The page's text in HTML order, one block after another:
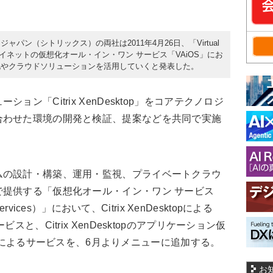
ャパン（シトリックス）の両社は2011年4月26日、「Virtual
ネットの仮想化オール・イン・ワン サービス「VAiOS」にお
クラウドソリューションを活用していくと発表した。
ション「Citrix XenDesktop」をコアテクノロジ
せた環境の開発と検証、提案などを共同で実施
設計・構築、運用・監視、プライベートクラウ
供する「仮想化オール・イン・ワン サービス
）」において、Citrix XenDesktopによる
スと、Citrix XenDesktopのアプリケーション仮
るサービスを、6月よりメニューに追加する。
お